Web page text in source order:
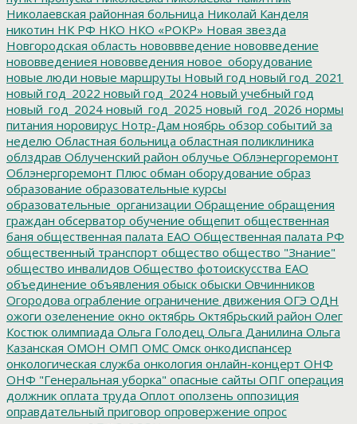
Николаевская районная больница Николай Канделя
никотин НК РФ НКО НКО «РОКР» Новая звезда
Новгородская область нововвведение нововведение
нововведениея нововведения новое_оборудование
новые люди новые маршруты Новый год новый год_2021
новый год_2022 новый год_2024 новый учебный год
новый_год_2024 новый_год_2025 новый_год_2026 нормы
питания норовирус Нотр-Дам ноябрь обзор событий за
неделю Областная больница областная поликлиника
облздрав Облученский район облучье Облэнергоремонт
Облэнергоремонт Плюс обман оборудование образ
образование образовательные курсы
образовательные_организации Обращение обращения
граждан обсерватор обучение общепит общественная
баня общественная палата ЕАО Общественная палата РФ
общественный транспорт общество общество "Знание"
общество инвалидов Общество фотоискусства ЕАО
объединение объявления обыск обыски Овчинников
Огородова ограбление ограничение движения ОГЭ ОДН
ожоги озеленение окно октябрь Октябрьский район Олег
Костюк олимпиада Ольга Голодец Ольга Данилина Ольга
Казанская ОМОН ОМП ОМС Омск онкодиспансер
онкологическая служба онкология онлайн-концерт ОНФ
ОНФ "Генеральная уборка" опасные сайты ОПГ операция
должник оплата труда Оплот оползень оппозиция
оправдательный приговор опровержение опрос